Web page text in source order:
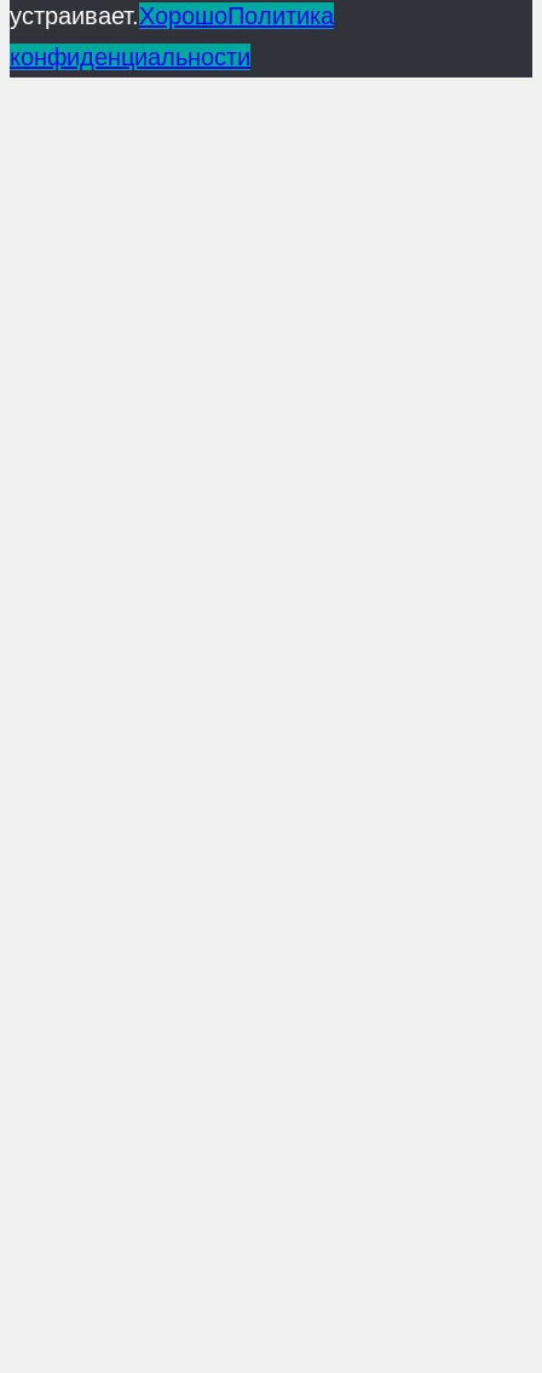
устраивает.ХорошоПолитика
конфиденциальности